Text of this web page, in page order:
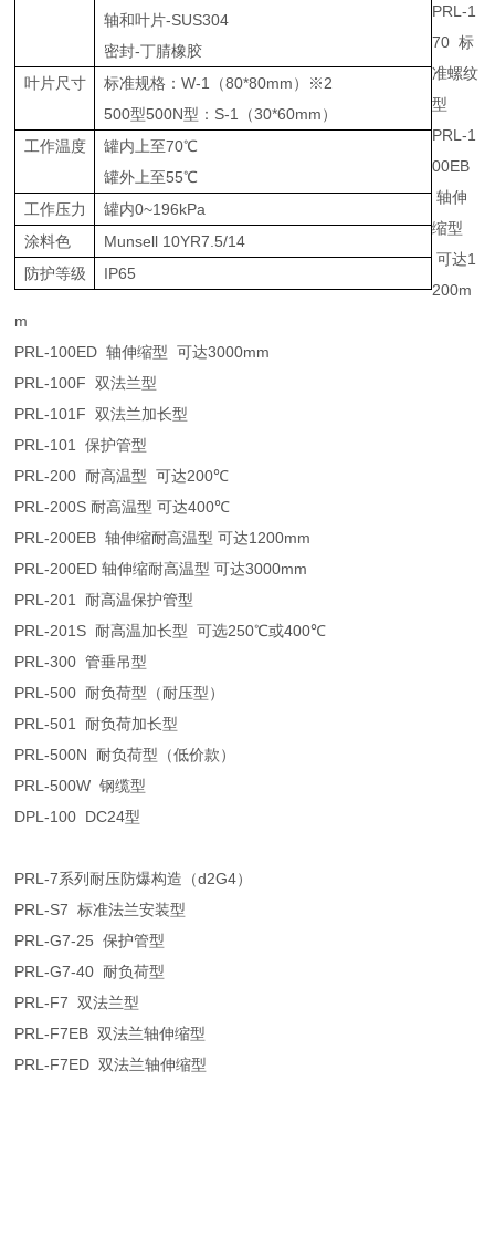
轴和叶片-SUS304
密封-丁腈橡胶
叶片尺寸
标准规格：W-1（80*80mm）※2
500型500N型：S-1（30*60mm）
工作温度
罐内上至70℃
罐外上至55℃
工作压力
罐内0~196kPa
涂料色
Munsell 10YR7.5/14
防护等级
IP65
PRL-1
70标
准螺纹
型
PRL-1
00EB
轴伸
缩型
可达1
200m
m
PRL-100ED轴伸缩型 可达3000mm
PRL-100F双法兰型
PRL-101F双法兰加长型
PRL-101保护管型
PRL-200 耐高温型 可达200℃
PRL-200S 耐高温型 可达400℃
PRL-200EB轴伸缩耐高温型 可达1200mm
PRL-200ED轴伸缩耐高温型 可达3000mm
PRL-201 耐高温保护管型
PRL-201S 耐高温加长型 可选250℃或400℃
PRL-300管垂吊型
PRL-500 耐负荷型（耐压型）
PRL-501 耐负荷加长型
PRL-500N 耐负荷型（低价款）
PRL-500W钢缆型
DPL-100 DC24型
PRL-7系列耐压防爆构造（d2G4）
PRL-S7标准法兰安装型
PRL-G7-25保护管型
PRL-G7-40 耐负荷型
PRL-F7双法兰型
PRL-F7EB双法兰轴伸缩型
PRL-F7ED双法兰轴伸缩型